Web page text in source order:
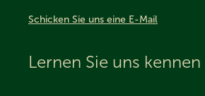
Schicken Sie uns eine E-Mail
Lernen Sie uns kennen